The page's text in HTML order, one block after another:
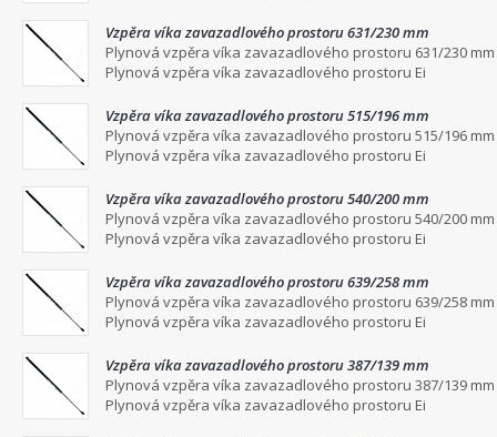
Vzpěra víka zavazadlového prostoru 631/230 mm
Plynová vzpěra víka zavazadlového prostoru 631/230 mm
Plynová vzpěra víka zavazadlového prostoru Ei
Vzpěra víka zavazadlového prostoru 515/196 mm
Plynová vzpěra víka zavazadlového prostoru 515/196 mm
Plynová vzpěra víka zavazadlového prostoru Ei
Vzpěra víka zavazadlového prostoru 540/200 mm
Plynová vzpěra víka zavazadlového prostoru 540/200 mm
Plynová vzpěra víka zavazadlového prostoru Ei
Vzpěra víka zavazadlového prostoru 639/258 mm
Plynová vzpěra víka zavazadlového prostoru 639/258 mm
Plynová vzpěra víka zavazadlového prostoru Ei
Vzpěra víka zavazadlového prostoru 387/139 mm
Plynová vzpěra víka zavazadlového prostoru 387/139 mm
Plynová vzpěra víka zavazadlového prostoru Ei